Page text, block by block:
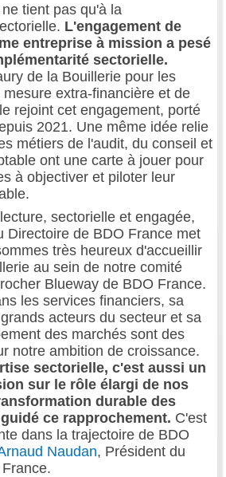
tient pas qu'à la
L'engagement de
entreprise à mission a pesé
sectorielle.
de la Bouillerie pour les
extra-financière et de
rejoint cet engagement, porté
2021. Une même idée relie
métiers de l'audit, du conseil et
ont une carte à jouer pour
à objectiver et piloter leur
sectorielle et engagée,
Directoire de BDO France met
très heureux d'accueillir
au sein de notre comité
Blueway de BDO France.
les services financiers, sa
acteurs du secteur et sa
des marchés sont des
notre ambition de croissance.
sectorielle, c'est aussi un
sur le rôle élargi de nos
durable des
ce rapprochement. C'est
dans la trajectoire de BDO
Naudan, Président du